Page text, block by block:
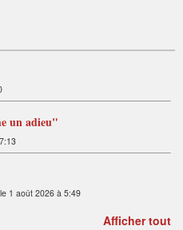
un adieu"
le 1 août 2026 à 5:49
Afficher tout